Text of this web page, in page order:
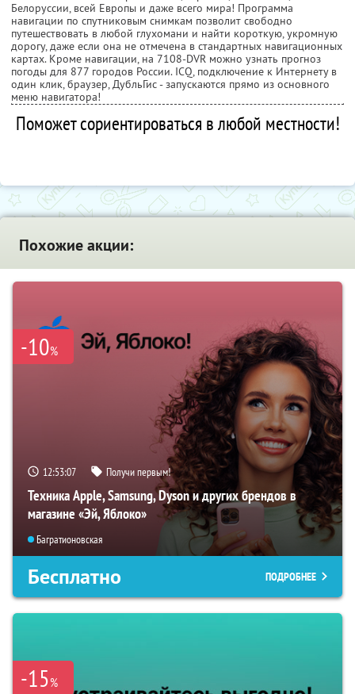
Белоруссии, всей Европы и даже всего мира! Программа
навигации по спутниковым снимкам позволит свободно
путешествовать в любой глухомани и найти короткую, укромную
дорогу, даже если она не отмечена в стандартных навигационных
картах. Кроме навигации, на 7108-DVR можно узнать прогноз
погоды для 877 городов России. ICQ, подключение к Интернету в
один клик, браузер, ДубльГис - запускаются прямо из основного
меню навигатора!
Поможет сориентироваться в любой местности!
Похожие акции:
-10%
12:53:06 Получи первым!
Техника Apple, Samsung, Dyson и других брендов в
магазине «Эй, Яблоко»
Багратионовская
Бесплатно ПОДРОБНЕЕ
-15%